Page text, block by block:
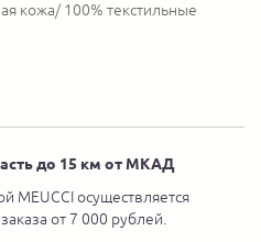
кожа/ 100% текстильные
до 15 км от МКАД
MEUCCI осуществляется
от 7 000 рублей.